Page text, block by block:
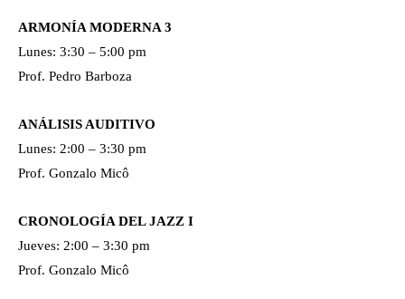
ARMONÍA MODERNA 3
Lunes: 3:30 – 5:00 pm
Prof. Pedro Barboza
ANÁLISIS AUDITIVO
Lunes: 2:00 – 3:30 pm
Prof. Gonzalo Micô
CRONOLOGÍA DEL JAZZ I
Jueves: 2:00 – 3:30 pm
Prof. Gonzalo Micô